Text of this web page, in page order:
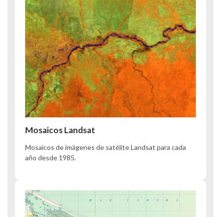
Mosaicos Landsat
Mosaicos de imágenes de satélite Landsat para cada
año desde 1985.